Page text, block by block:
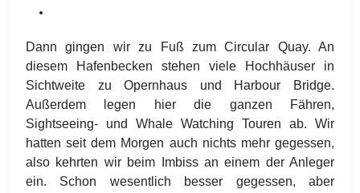
Dann gingen wir zu Fuß zum Circular Quay. An
diesem Hafenbecken stehen viele Hochhäuser in
Sichtweite zu Opernhaus und Harbour Bridge.
Außerdem legen hier die ganzen Fähren,
Sightseeing- und Whale Watching Touren ab. Wir
hatten seit dem Morgen auch nichts mehr gegessen,
also kehrten wir beim Imbiss an einem der Anleger
ein. Schon wesentlich besser gegessen, aber